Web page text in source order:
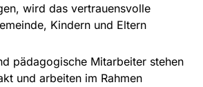
wird das vertrauensvolle
Kindern und Eltern
pädagogische Mitarbeiter stehen
und arbeiten im Rahmen